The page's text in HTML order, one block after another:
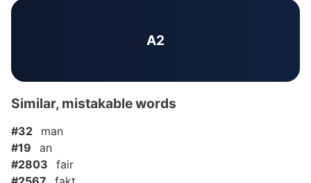
A2
Similar, mistakable words
#32
man
#19
an
#2803
fair